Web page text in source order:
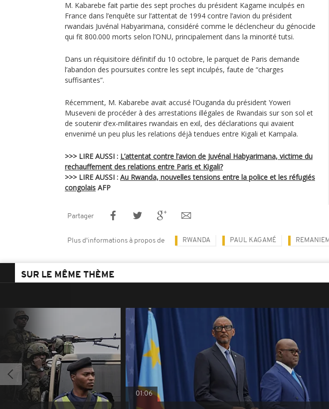
M. Kabarebe fait partie des sept proches du président Kagame inculpés en
France dans l’enquête sur l’attentat de 1994 contre l’avion du président
rwandais Juvénal Habyarimana, considéré comme le déclencheur du génocide
qui fit 800.000 morts selon l’ONU, principalement dans la minorité tutsi.
Dans un réquisitoire définitif du 10 octobre, le parquet de Paris demande
l’abandon des poursuites contre les sept inculpés, faute de “charges
suffisantes”.
Récemment, M. Kabarebe avait accusé l’Ouganda du président Yoweri
Museveni de procéder à des arrestations illégales de Rwandais sur son sol et
de soutenir d’ex-militaires rwandais en exil, des déclarations qui avaient
envenimé un peu plus les relations déjà tendues entre Kigali et Kampala.
>>> LIRE AUSSI : L’attentat contre l’avion de Juvénal Habyarimana, victime du
rechauffement des relations entre Paris et Kigali?
>>> LIRE AUSSI : Au Rwanda, nouvelles tensions entre la police et les réfugiés
congolais AFP
Partager
Plus d'informations à propos de RWANDA PAUL KAGAMÉ
SUR LE MÊME THÈME
01:06